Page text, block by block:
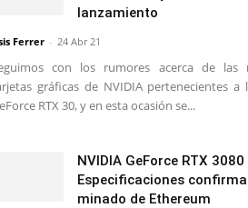
lanzamiento
Ferrer - 24 Abr 21
con los rumores acerca de las
gráficas de NVIDIA pertenecientes a
RTX 30, y en esta ocasión se...
NVIDIA GeForce RTX 3080
Especificaciones
minado de Ethereum